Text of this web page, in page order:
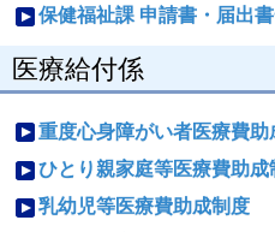
保健福祉課 申請書・届出
医療給付係
重度心身障がい者医療費助
ひとり親家庭等医療費助成
乳幼児等医療費助成制度